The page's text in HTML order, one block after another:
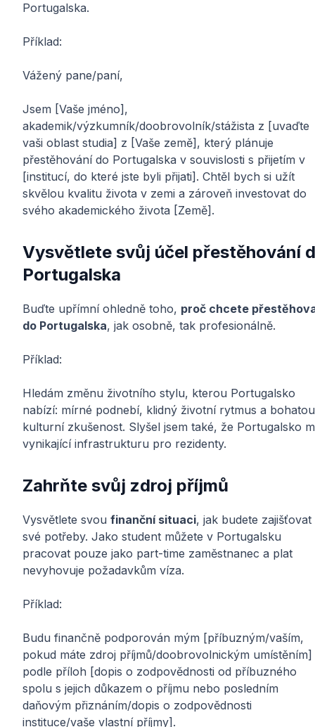
Portugalska.
Příklad:
Vážený pane/paní,
Jsem [Vaše jméno],
akademik/výzkumník/doobrovolník/stážista z [uvaďte
vaši oblast studia] z [Vaše země], který plánuje
přestěhování do Portugalska v souvislosti s přijetím v
[institucí, do které jste byli přijati]. Chtěl bych si užít
skvělou kvalitu života v zemi a zároveň investovat do
svého akademického života [Země].
Vysvětlete svůj účel přestěhování
Portugalska
Buďte upřímní ohledně toho, proč chcete
do Portugalska, jak osobně, tak profesionálně.
Příklad:
Hledám změnu životního stylu, kterou Portugalsko
nabízí: mírné podnebí, klidný životní rytmus a bohatou
kulturní zkušenost. Slyšel jsem také, že Portugalsko
vynikající infrastrukturu pro rezidenty.
Zahrňte svůj zdroj příjmů
Vysvětlete svou finanční situaci, jak budete zajišťovat
své potřeby. Jako student můžete v Portugalsku
pracovat pouze jako part-time zaměstnanec a plat
nevyhovuje požadavkům víza.
Příklad:
Budu finančně podporován mým [příbuzným/vaším,
pokud máte zdroj příjmů/doobrovolnickým umístěním]
podle příloh [dopis o zodpovědnosti od příbuzného
spolu s jejich důkazem o příjmu nebo posledním
daňovým přiznáním/dopis o zodpovědnosti
instituce/vaše vlastní příjmy].